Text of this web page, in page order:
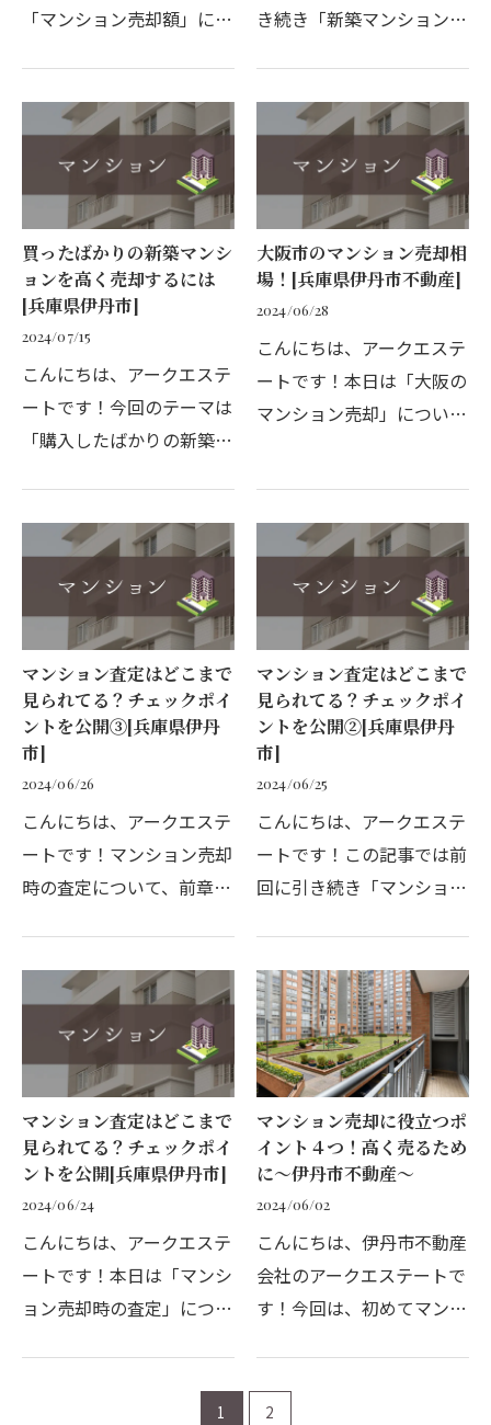
「マンション売却額」につ
してもらえるネットの無料
サービスを使うと、どのく
らいの金額で売れるか…
き続き「新築マンションの
売却時の税金や特例につい
てわかりやすく解説してい
きます。１：新築マン…
買ったばかりの新築マンシ
ョンを高く売却するには
[兵庫県伊丹市]
2024/07/15
こんにちは、アークエステ
ートです！今回のテーマは
「購入したばかりの新築マ
と知られている話ですが、
買ったばかりの新築マンシ
ョンを売る人は意外と多…
大阪市のマンション売却相
場！[兵庫県伊丹市不動産]
2024/06/28
こんにちは、アークエステ
ートです！本日は「大阪の
マンション売却」につい
目のエリアです。不動産価
格は上がり続けているの
で…
マンション査定はどこまで
見られてる？チェックポイ
ントを公開③[兵庫県伊丹
市]
2024/06/26
こんにちは、アークエステ
ートです！マンション売却
時の査定について、前章ま
せて頂きました。最後とな
る本章では、具体的な査定
方法についての紹介を…
マンション査定はどこまで
見られてる？チェックポイ
ントを公開②[兵庫県伊丹
市]
2024/06/25
こんにちは、アークエステ
ートです！この記事では前
回に引き続き「マンション
チェック項目を紹介させて
頂きましたので、本章では
マンション全体に関する…
マンション査定はどこまで
見られてる？チェックポイ
ントを公開[兵庫県伊丹市]
2024/06/24
こんにちは、アークエステ
ートです！本日は「マンシ
ョン売却時の査定」につい
もらいたいので、少しでも
マンション売却に役立つポ
イント４つ！高く売るため
に～伊丹市不動産～
2024/06/02
こんにちは、伊丹市不動産
会社のアークエステートで
す！今回は、初めてマンシ
いのか？」分からず不安を
1 2